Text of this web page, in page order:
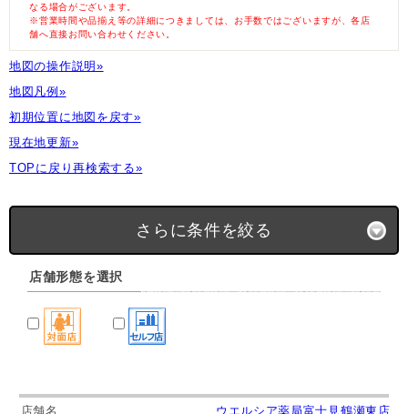
なる場合がございます。
※営業時間や品揃え等の詳細につきましては、お手数ではございますが、各店
舗へ直接お問い合わせください。
地図の操作説明»
地図凡例»
初期位置に地図を戻す»
現在地更新»
TOPに戻り再検索する»
さらに条件を絞る
店舗形態を選択
ウエルシア薬局富士見鶴瀬東店